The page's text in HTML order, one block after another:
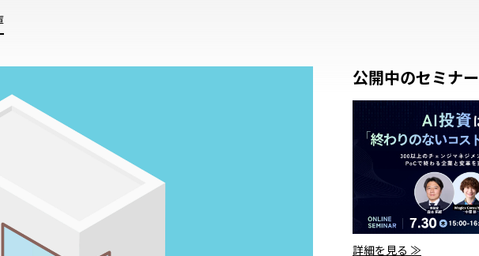
公開中のセミナー
詳細を見る ≫